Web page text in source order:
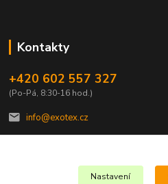
Kontakty
+420 602 557 327
(Po-Pá, 8:30-16 hod.)
info@exotex.cz
Nastavení